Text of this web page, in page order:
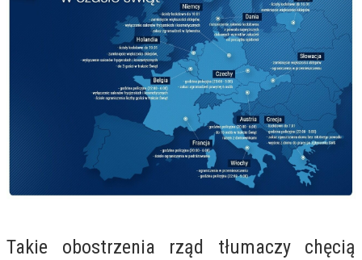
Takie obostrzenia rząd tłumaczy chęcią